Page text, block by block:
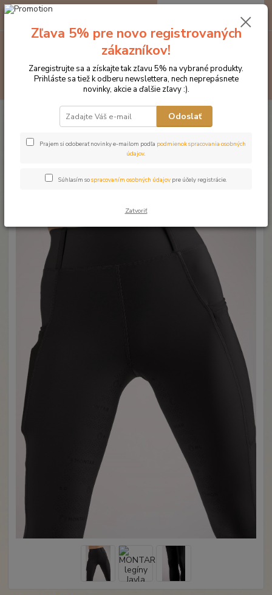
Hľadať
za0 €
Značka oblečenia MONTAR ZĽAVY!
Jazdecké nohavice
MONTAR legíny Jayla čierne
MONTAR legíny Jayla čierne
Doprava ZADARMO
Zľava 5% pre novo registrovaných
zákazníkov!
Zaregistrujte sa a získajte tak zľavu 5% na vybrané produkty.
Prihláste sa tiež k odberu newslettera, nech neprepásnete
novinky, akcie a ďalšie zľavy :).
Odoslať
Prajem si odoberať novinky e-mailom podľa podmienok spracovania osobných
údajov.
Súhlasím sospracovaním osobných údajov pre účely registrácie.
Zatvoriť